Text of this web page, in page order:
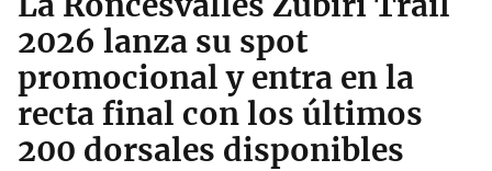
2026 lanza su spot
promocional y entra en la
recta final con los últimos
200 dorsales disponibles